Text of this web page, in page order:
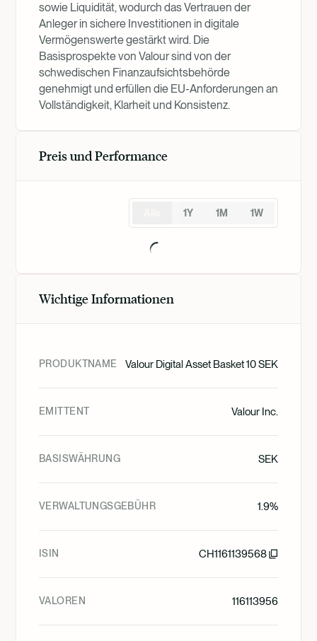
sowie Liquidität, wodurch das Vertrauen der
Anleger in sichere Investitionen in digitale
Vermögenswerte gestärkt wird. Die
Basisprospekte von Valour sind von der
schwedischen Finanzaufsichtsbehörde
genehmigt und erfüllen die EU-Anforderungen an
Vollständigkeit, Klarheit und Konsistenz.
Preis und Performance
1Y 1M 1W
Wichtige Informationen
PRODUKTNAME Valour Digital Asset Basket 10 SEK
EMITTENT Valour Inc.
BASISWÄHRUNG SEK
VERWALTUNGSGEBÜHR 1.9%
ISIN CH1161139568
VALOREN 116113956